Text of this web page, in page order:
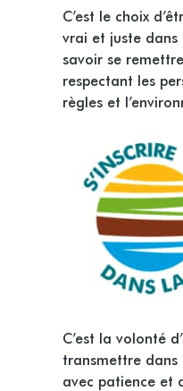
C’est le choix
vrai et juste dans
savoir se
respectant les
règles et
C’est la volonté
transmettre dans
avec patience et